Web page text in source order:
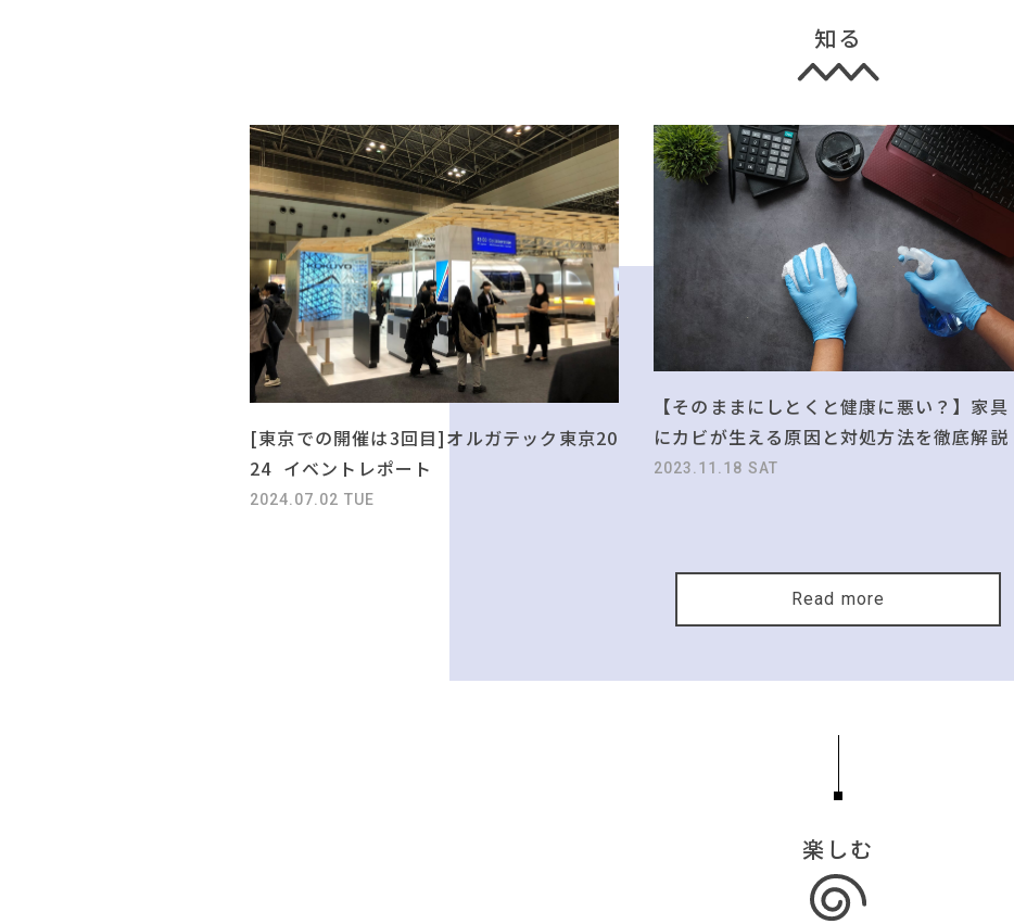
知る
[東京での開催は3回目]オルガテック東京20
24 イベントレポート
2024.07.02 TUE
【そのままにしとくと健康に悪い？】家具
にカビが生える原因と対処方法を徹底解説
2023.11.18 SAT
Read more
楽しむ